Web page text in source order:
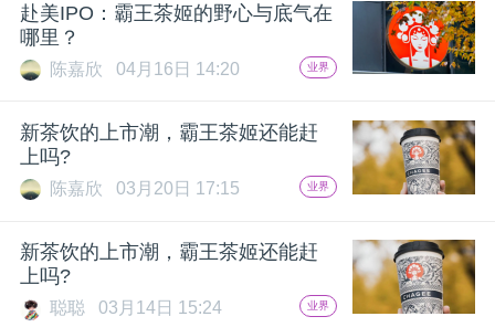
动
专
赴美IPO：霸王茶姬的野心与底气在
哪里？
陈嘉欣 04月16日 14:20 业界
新茶饮的上市潮，霸王茶姬还能赶
上吗?
陈嘉欣 03月20日 17:15 业界
新茶饮的上市潮，霸王茶姬还能赶
上吗?
聪聪 03月14日 15:24 业界